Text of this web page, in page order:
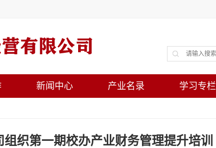
新闻中心 产业名录 学习专栏
织第一期校办产业财务管理提升培训